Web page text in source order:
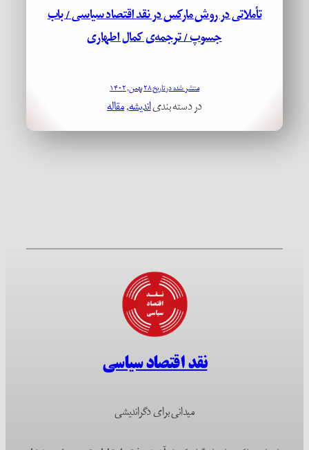
تأملاتی در روش مارکس در نقد اقتصاد سیاسی / باب
جسوپ / ترجمه‌ی کمال اطهاری
منتشر شده در تاریخ ۲۸ بهمن, ۱۴۰۲
در دسته بندیاندیشه, مقاله
نقد اقتصاد سیاسی
میدانی برای دگراندیشی